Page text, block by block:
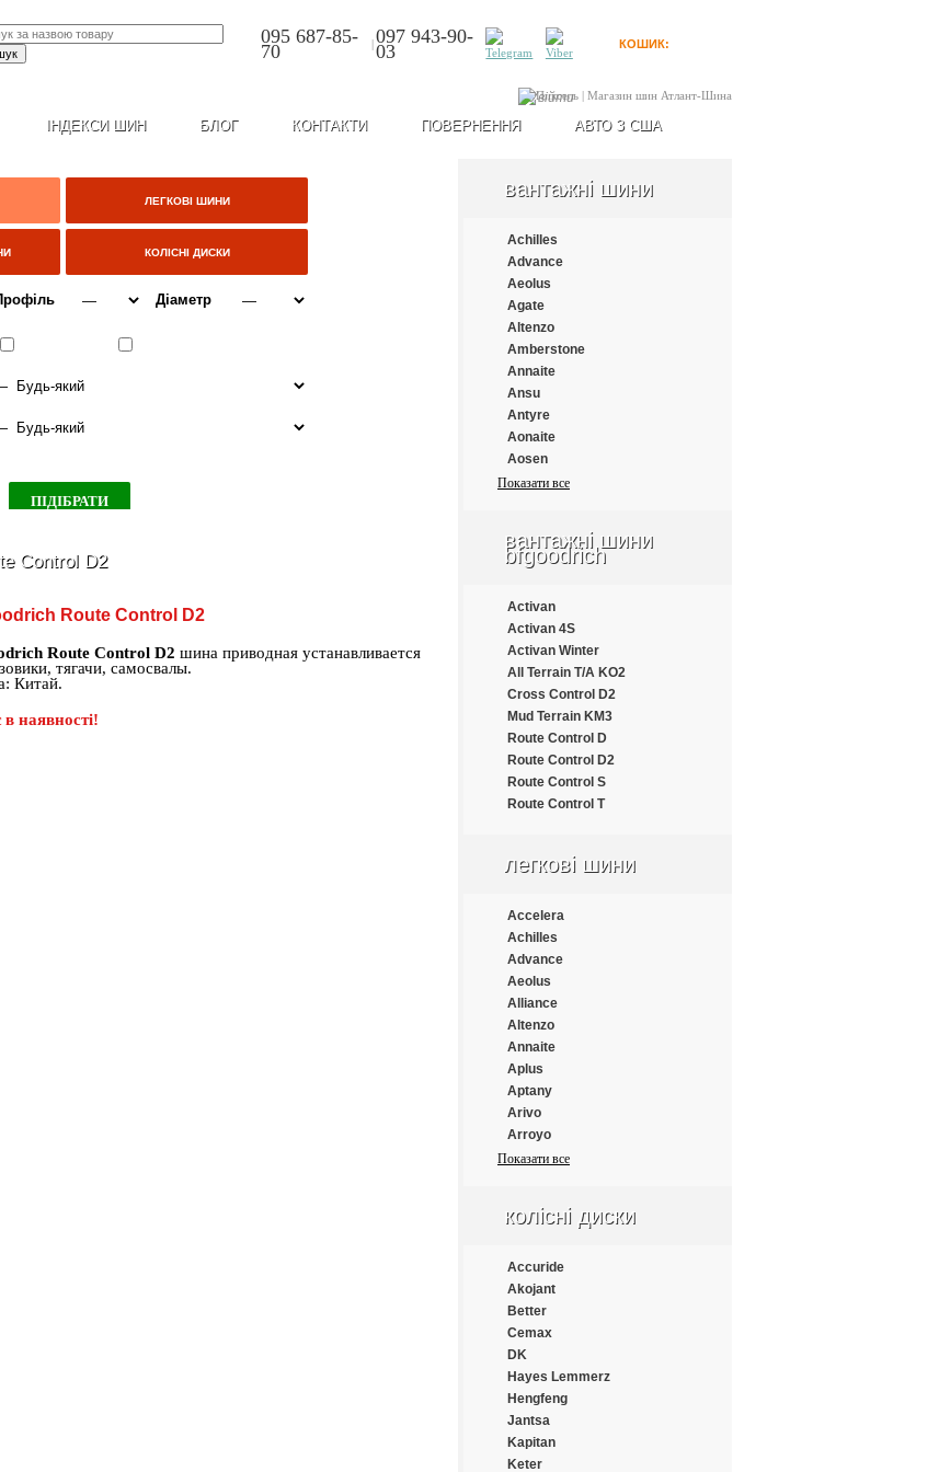
095 687-85-
70 |097 943-90-
03 КОШИК:
Увійти
ІНДЕКСИ ШИН БЛОГ КОНТАКТИ ПОВЕРНЕННЯ АВТО З США
ЛЕГКОВІ ШИНИ
КОЛІСНІ ДИСКИ
Діаметр
Control D2
Route Control D2
Route Control D2 шина приводная устанавливается
тягачи, самосвалы.
Китай.
наявності!
вантажні шини
Achilles
Advance
Aeolus
Agate
Altenzo
Amberstone
Annaite
Ansu
Antyre
Aonaite
Aosen
Aplus
Armforce
Armstrong
Aufine
Austone
Autogrip
Barum
Benton
Bestrich
BFGoodrich
Blacklion
Bontyre
Boto
Carleo
Comforser
Compasal
Constancy
Continental
Cooper
Cooper Chengshan
Cossack
Cratos
CrossWind
Daewoo
Dayton
Debica
Distance
Double Happiness
Double Road
Doublestar
Doupro
Drivemaster
Dunlop
Duraturn
Durun
Eced
Ecovision
Показати все
вантажні шини
bfgoodrich
Activan
Activan 4S
Activan Winter
All Terrain T/A KO2
Cross Control D2
Mud Terrain KM3
Route Control D
Route Control D2
Route Control S
Route Control T
легкові шини
Accelera
Achilles
Advance
Aeolus
Alliance
Altenzo
Annaite
Aplus
Aptany
Arivo
Arroyo
Atlander
Austone
Bars
Barum
BFGoodrich
Blacklion
Bridgestone
Cachland
Chengshan
Comforser
Compasal
Continental
Показати все
колісні диски
Accuride
Akojant
Better
Cemax
DK
Hayes Lemmerz
Hengfeng
Jantsa
Kapitan
Keter